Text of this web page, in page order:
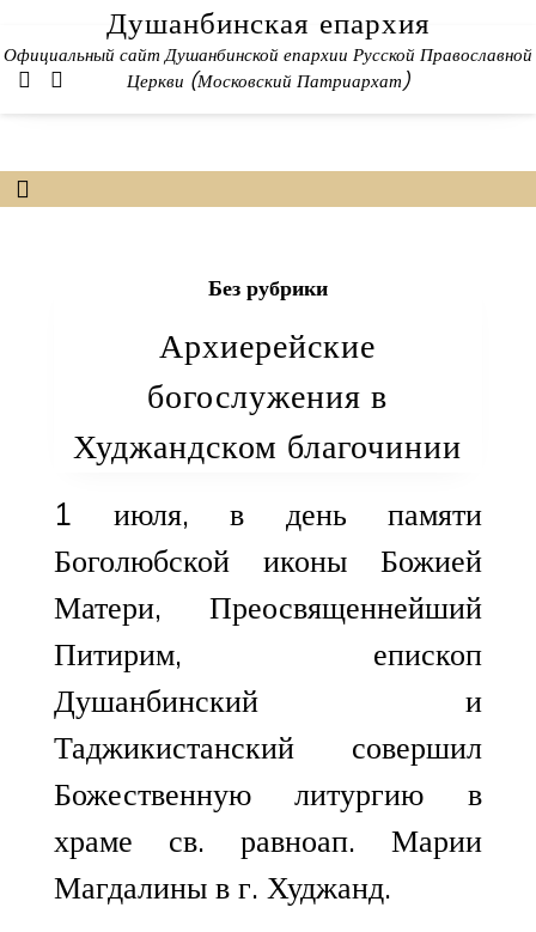
content
Душанбинская епархия
Официальный сайт Душанбинской епархии Русской Православной
Церкви (Московский Патриархат)
Без рубрики
Архиерейские
богослужения в
Худжандском благочинии
1 июля, в день памяти
Боголюбской иконы Божией
Матери, Преосвященнейший
Питирим, епископ
Душанбинский и
Таджикистанский совершил
Божественную литургию в
храме св. равноап. Марии
Магдалины в г. Худжанд.